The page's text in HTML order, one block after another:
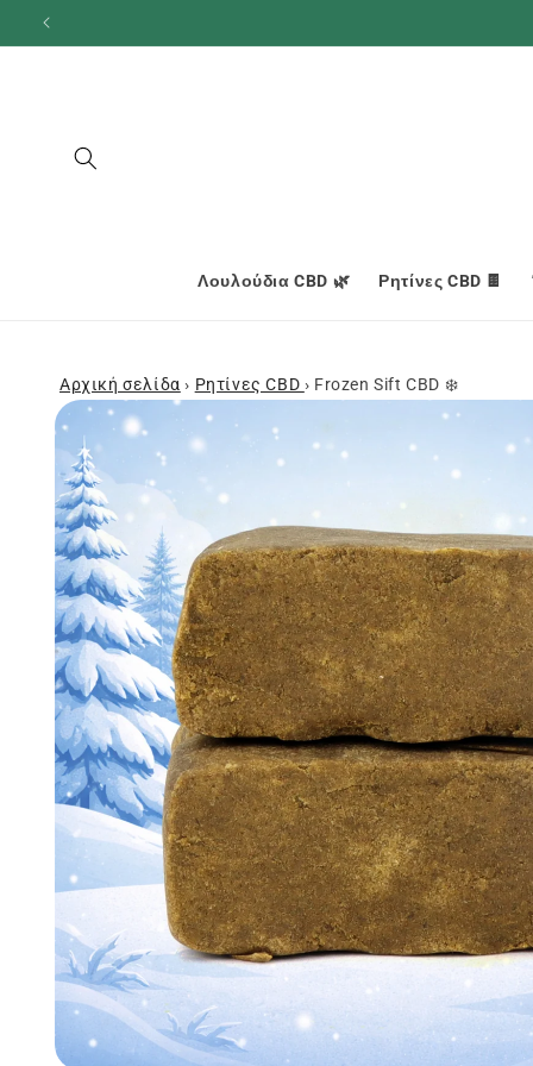
προχωρήστε
στο
Λουλούδια CBD 🌿 Ρητίνες CBD 🍫
Αρχική σελίδα › Ρητίνες CBD › Frozen Sift CBD ❄️
Μεταβείτε
στις
πληροφορίες
προϊόντος